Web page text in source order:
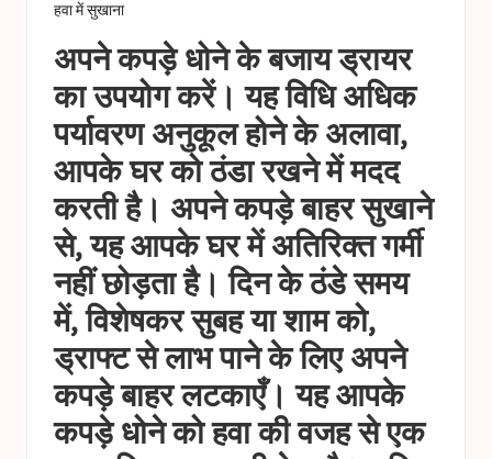
हवा में सुखाना
अपने कपड़े धोने के बजाय ड्रायर
का उपयोग करें। यह विधि अधिक
पर्यावरण अनुकूल होने के अलावा,
आपके घर को ठंडा रखने में मदद
करती है। अपने कपड़े बाहर सुखाने
से, यह आपके घर में अतिरिक्त गर्मी
नहीं छोड़ता है। दिन के ठंडे समय
में, विशेषकर सुबह या शाम को,
ड्राफ्ट से लाभ पाने के लिए अपने
कपड़े बाहर लटकाएँ। यह आपके
कपड़े धोने को हवा की वजह से एक